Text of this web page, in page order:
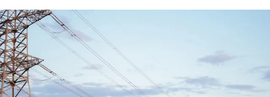
Responsabilidad social
Comercialización
Casos de éxito
Media
Contacto